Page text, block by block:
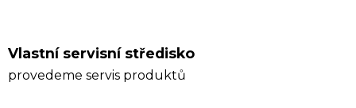
Vlastní servisní středisko
provedeme servis produktů